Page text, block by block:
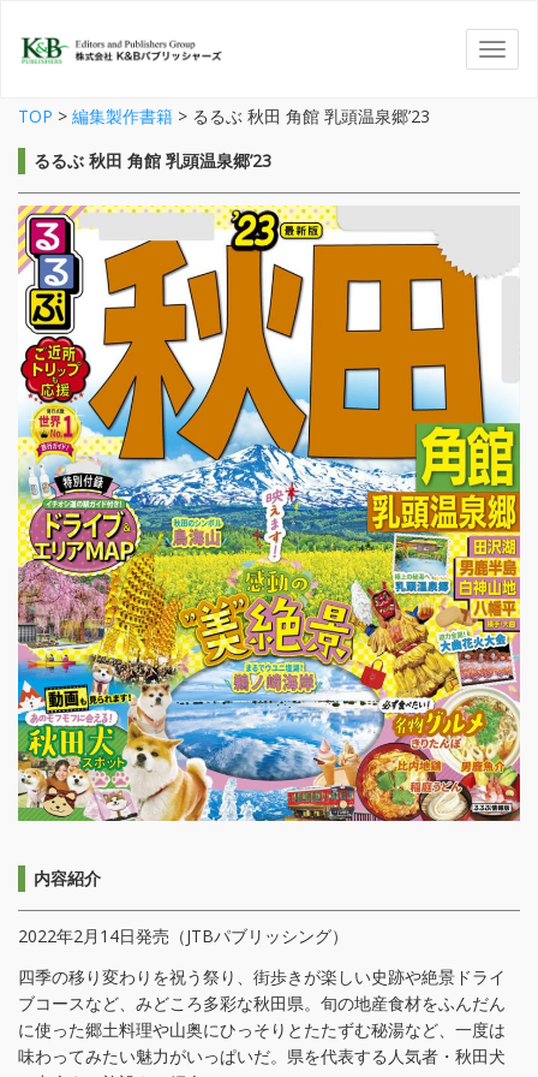
TOP > 編集製作書籍 > るるぶ 秋田 角館 乳頭温泉郷’23
るるぶ 秋田 角館 乳頭温泉郷’23
内容紹介
2022年2月14日発売（JTBパブリッシング）
四季の移り変わりを祝う祭り、街歩きが楽しい史跡や絶景ドライ
ブコースなど、みどころ多彩な秋田県。旬の地産食材をふんだん
に使った郷土料理や山奥にひっそりとたたずむ秘湯など、一度は
味わってみたい魅力がいっぱいだ。県を代表する人気者・秋田犬